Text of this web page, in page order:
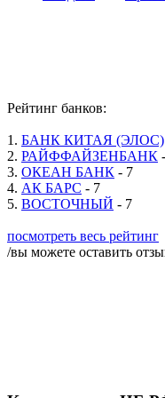
Рейтинг банков:
1. БАНК КИТАЯ (ЭЛОС)
2. РАЙФФАЙЗЕНБАНК
3. ОКЕАН БАНК - 7
4. АК БАРС - 7
5. ВОСТОЧНЫЙ - 7
посмотреть весь рейтинг
/вы можете оставить